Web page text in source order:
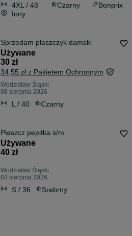
4XL / 48 Czarny
Bonprix
Inny
Sprzedam płaszczyk damski
Używane
30 zł
34,55 zł z Pakietem Ochronnym
Wodzisław Śląski
08 sierpnia 2026
L / 40 Czarny
Płaszcz pepitka s/m
Używane
40 zł
Wodzisław Śląski
03 sierpnia 2026
S / 36 Srebrny